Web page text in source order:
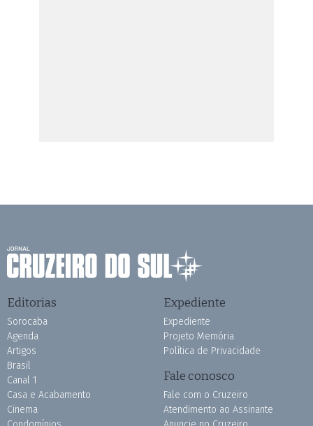
Editorias
Sorocaba
Agenda
Artigos
Brasil
Canal 1
Casa e Acabamento
Cinema
Expediente
Expediente
Projeto Memória
Política de Privacidade
Fale conosco
Fale com o Cruzeiro
Atendimento ao Assinante